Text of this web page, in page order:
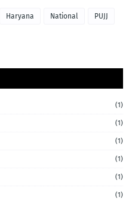
Haryana National PUJJ
(1)
(1)
(1)
(1)
(1)
(1)